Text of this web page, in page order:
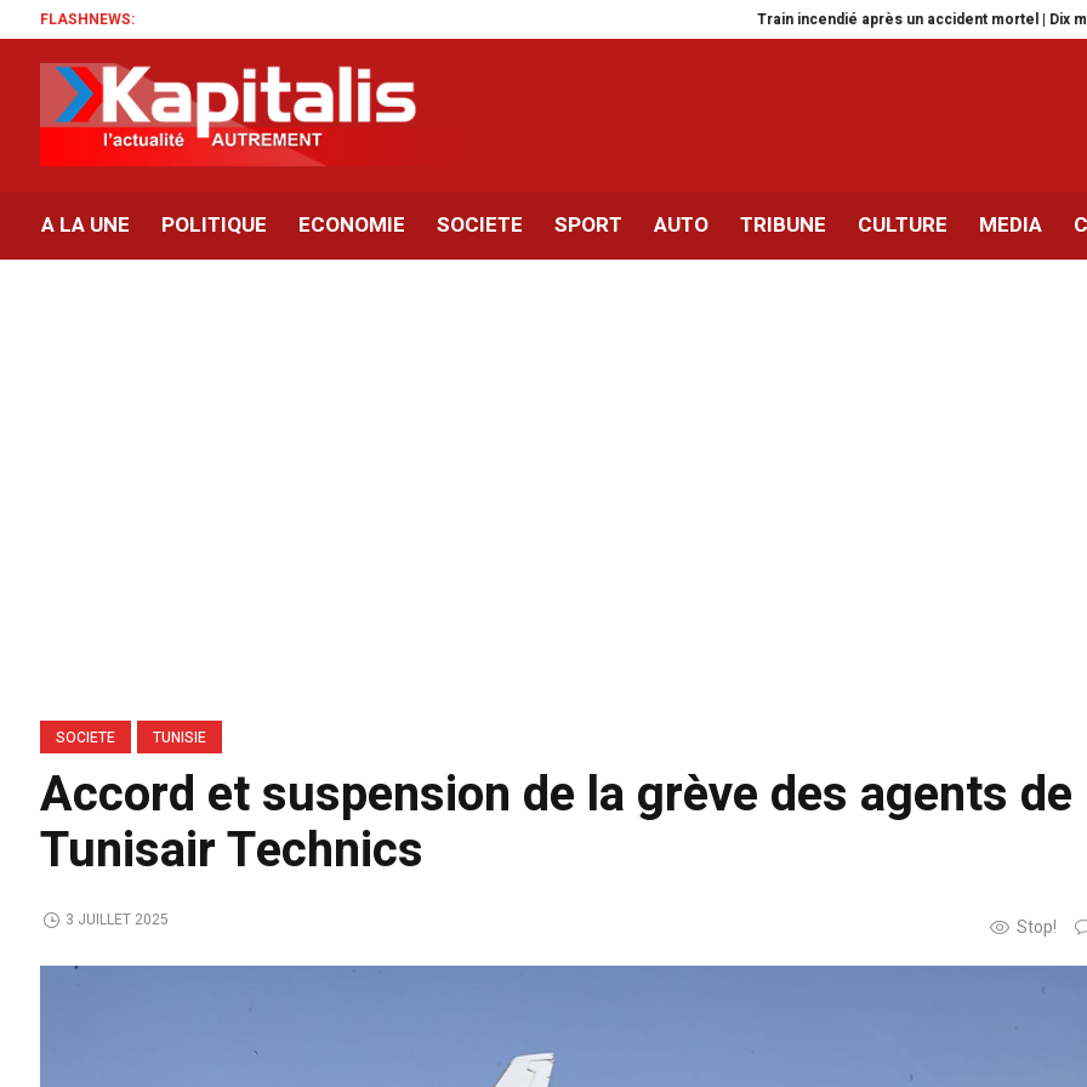
FLASHNEWS: Train incendié après un accident mortel | Dix mandats
A LA UNE POLITIQUE ECONOMIE SOCIETE SPORT AUTO TRIBUNE CULTURE MEDIA
SOCIETE TUNISIE
Accord et suspension de la grève des agents de
Tunisair Technics
Stop!
3 JUILLET 2025